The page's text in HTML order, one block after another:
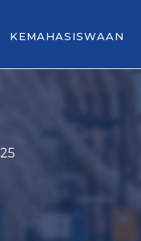
KEMAHASISWAAN